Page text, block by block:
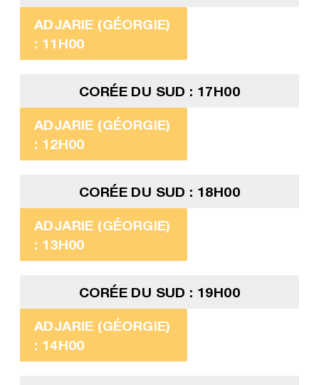
ADJARIE (GÉORGIE)
: 11H00
CORÉE DU SUD : 17H00
ADJARIE (GÉORGIE)
: 12H00
CORÉE DU SUD : 18H00
ADJARIE (GÉORGIE)
: 13H00
CORÉE DU SUD : 19H00
ADJARIE (GÉORGIE)
: 14H00